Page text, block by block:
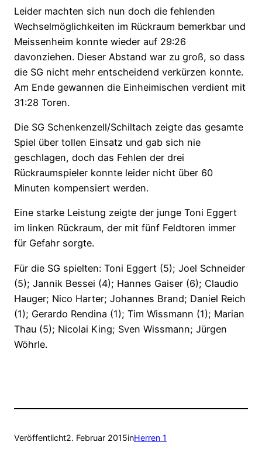
Leider machten sich nun doch die fehlenden
Wechselmöglichkeiten im Rückraum bemerkbar und
Meissenheim konnte wieder auf 29:26
davonziehen. Dieser Abstand war zu groß, so dass
die SG nicht mehr entscheidend verkürzen konnte.
Am Ende gewannen die Einheimischen verdient mit
31:28 Toren.
Die SG Schenkenzell/Schiltach zeigte das gesamte
Spiel über tollen Einsatz und gab sich nie
geschlagen, doch das Fehlen der drei
Rückraumspieler konnte leider nicht über 60
Minuten kompensiert werden.
Eine starke Leistung zeigte der junge Toni Eggert
im linken Rückraum, der mit fünf Feldtoren immer
für Gefahr sorgte.
Für die SG spielten: Toni Eggert (5); Joel Schneider
(5); Jannik Bessei (4); Hannes Gaiser (6); Claudio
Hauger; Nico Harter; Johannes Brand; Daniel Reich
(1); Gerardo Rendina (1); Tim Wissmann (1); Marian
Thau (5); Nicolai King; Sven Wissmann; Jürgen
Wöhrle.
Veröffentlicht2. Februar 2015inHerren 1